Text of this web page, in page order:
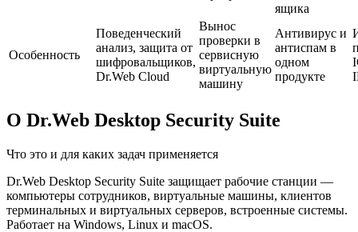
ящика
Особенность
Поведенческий
анализ, защита от
шифровальщиков,
Dr.Web Cloud
Вынос
проверки в
сервисную
виртуальную
машину
Антивирус и
антиспам в
одном
продукте
О Dr.Web Desktop Security Suite
Что это и для каких задач применяется
Dr.Web Desktop Security Suite защищает рабочие станции —
компьютеры сотрудников, виртуальные машины, клиентов
терминальных и виртуальных серверов, встроенные системы.
Работает на Windows, Linux и macOS.